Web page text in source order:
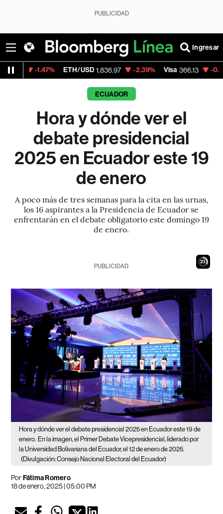
PUBLICIDAD
Ingresar
ETH/USD 1,836.97 -2.39% Visa 366.13 -0.04%
ECUADOR
Hora y dónde ver el
debate presidencial
2025 en Ecuador este 19
de enero
A poco más de tres semanas para la cita en las urnas,
los 16 aspirantes a la Presidencia de Ecuador se
enfrentarán en el debate obligatorio este domingo 19
de enero.
22
PUBLICIDAD
Hora y dónde ver el debate presidencial 2025 en Ecuador este 19 de
enero. En la imagen, el Primer Debate Vicepresidencial, liderado por
la Universidad Bolivariana del Ecuador, el 12 de enero de 2025.
(Divulgación: Consejo Nacional Electoral del Ecuador)
PorFátima Romero
18 de enero, 2025 | 05:00 PM